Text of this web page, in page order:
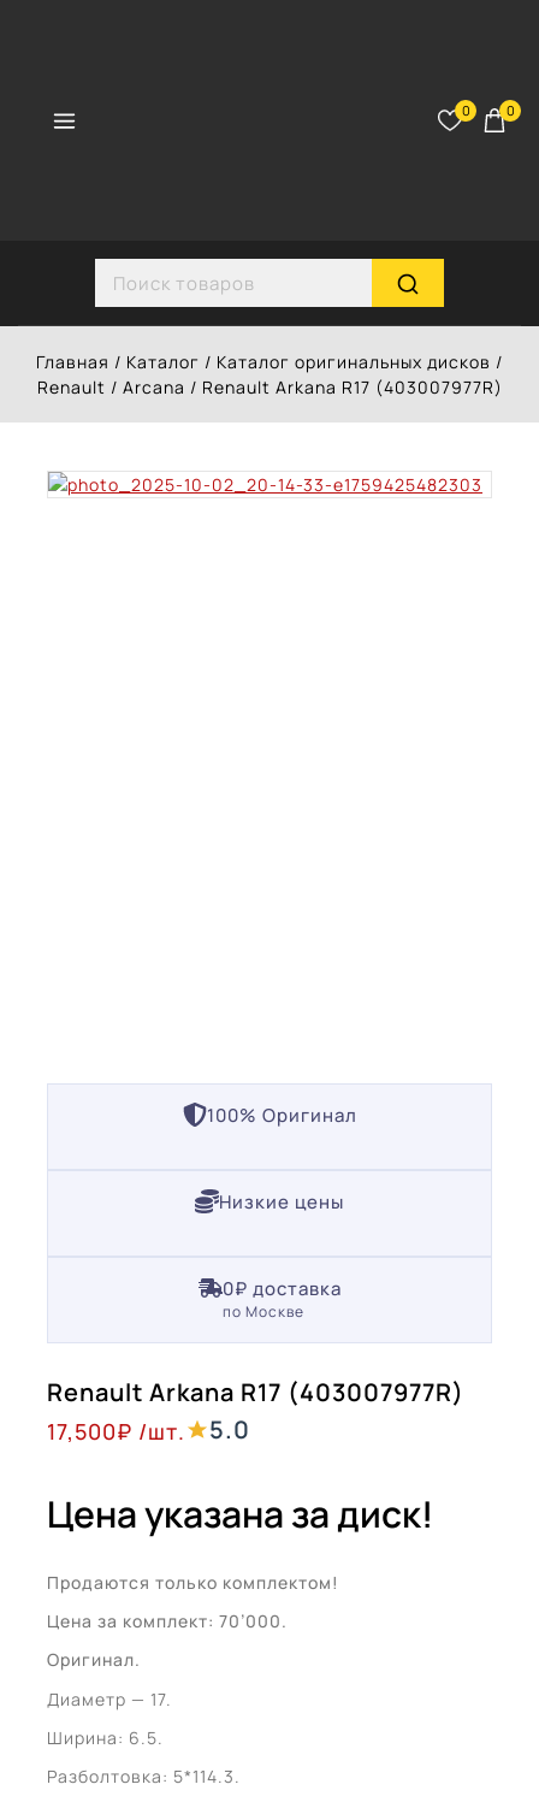
0 0
Главная / Каталог / Каталог оригинальных дисков /
Renault / Arcana / Renault Arkana R17 (403007977R)
100% Оригинал
Низкие цены
0₽ доставка
по Москве
Renault Arkana R17 (403007977R)
17,500₽ /шт. 5.0
Цена указана за диск!
Продаются только комплектом!
Цена за комплект: 70’000.
Оригинал.
Диаметр — 17.
Ширина: 6.5.
Разболтовка: 5*114.3.